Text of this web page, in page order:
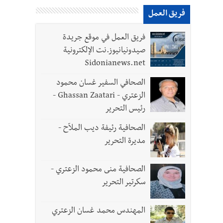
الجيش في هذه المرحلة الدقيقة
فريق العمل
فريق العمل في موقع جريدة
صيدونيانيوز.نت الإلكترونية
Sidonianews.net
الصحافي السفير غسان محمود
الزعتري - Ghassan Zaatari -
رئيس التحرير
الصحافية رئيفة ديب الملاّح -
مديرة التحرير
الصحافية منى محمود الزعتري -
سكرتير التحرير
المهندس محمد غسان الزعتري